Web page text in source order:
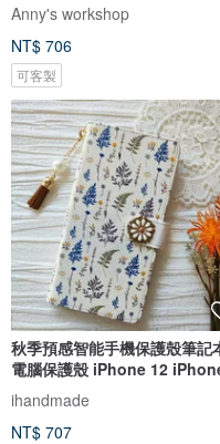
Anny's workshop
NT$ 706
可客製
秋季預感智能手機保護殼筆記
電腦保護殼 iPhone 12
XR iPhone 11 Xperia 10 IV
Galaxy S23 Android
ihandmade
NT$ 707